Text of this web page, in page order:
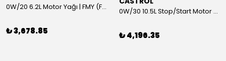
0W/20 6.2L Motor Yağı | FMY (Ford Motor Yağları)
₺ 3,678.85
0W/30 10.5L Stop/Start Motor Yağı | CASTROL
₺ 4,196.35